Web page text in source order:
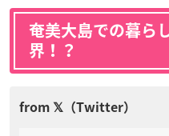
奄美大島での暮ら
界！？